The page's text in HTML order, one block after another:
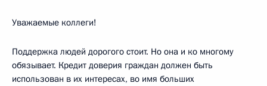
Уважаемые коллеги!
Поддержка людей дорогого стоит. Но она и ко многому
обязывает. Кредит доверия граждан должен быть
использован в их интересах, во имя больших